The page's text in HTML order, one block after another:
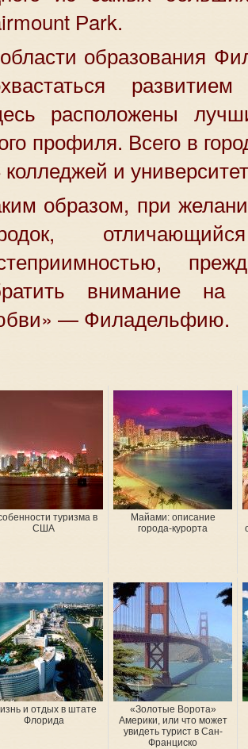
Рark.
образования
расположены
профиля. Всего в
колледжей и
образом, при
внимание на
— Филадельфию.
туризма в
США
Майами: описание
города-курорта
и отдых в штате
Флорида
«Золотые Ворота»
Америки, или что может
увидеть турист в Сан-
Франциско